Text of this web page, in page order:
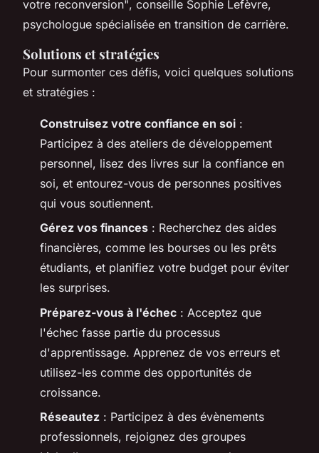
votre reconversion", conseille Sophie Lefèvre,
psychologue spécialisée en transition de carrière.
Solutions et stratégies
Pour surmonter ces défis, voici quelques solutions
et stratégies :
Construisez votre confiance en soi :
Participez à des ateliers de développement
personnel, lisez des livres sur la confiance en
soi, et entourez-vous de personnes positives
qui vous soutiennent.
Gérez vos finances : Recherchez des aides
financières, comme les bourses ou les prêts
étudiants, et planifiez votre budget pour éviter
les surprises.
Préparez-vous à l'échec : Acceptez que
l'échec fasse partie du processus
d'apprentissage. Apprenez de vos erreurs et
utilisez-les comme des opportunités de
croissance.
Réseautez : Participez à des évènements
professionnels, rejoignez des groupes